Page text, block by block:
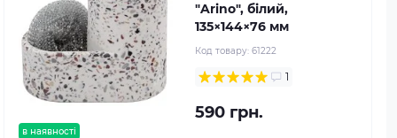
в наявності
"Arino", білий,
135×144×76 мм
Код товару: 61222
1
590 грн.